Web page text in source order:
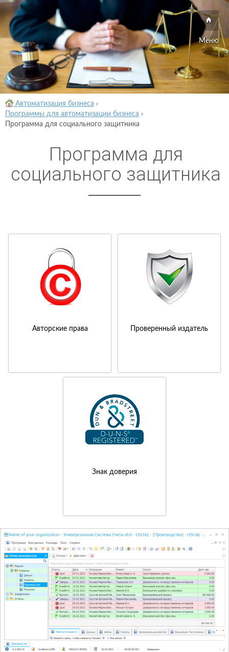
Меню
Автоматизация бизнеса ›
Программы для автоматизации бизнеса ›
Программа для социального защитника
Программа для
социального защитника
Авторские права Проверенный издатель
Знак доверия